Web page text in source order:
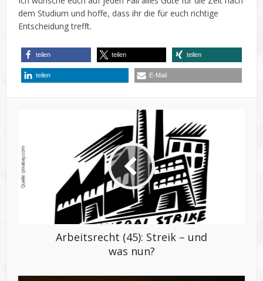
dem Studium und hoffe, dass ihr die für euch richtige
Entscheidung trefft.
teilen teilen teilen
teilen E-Mail
Arbeitsrecht (45): Streik – und
was nun?